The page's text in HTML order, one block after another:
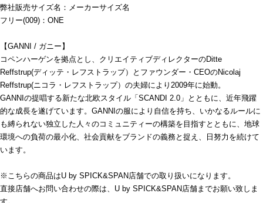
弊社販売サイズ名：メーカーサイズ名
フリー(009)：ONE
【GANNI / ガニー】
コペンハーゲンを拠点とし、クリエイティブディレクターのDitte
Reffstrup(ディッテ・レフストラップ）とファウンダー・CEOのNicolaj
Reffstrup(ニコラ・レフストラップ）の夫婦により2009年に始動。
GANNIの提唱する新たな北欧スタイル「SCANDI 2.0」とともに、近年飛躍
的な成長を遂げています。GANNIの服により自信を持ち、いかなるルールに
も縛られない独立した人々のコミュニティーの構築を目指すとともに、地球
環境への負荷の最小化、社会貢献をブランドの義務と捉え、日努力を続けて
います。
※こちらの商品はU by SPICK&SPAN店舗での取り扱いになります。
直接店舗へお問い合わせの際は、U by SPICK&SPAN店舗までお願い致しま